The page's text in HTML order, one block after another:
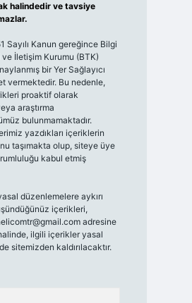
halindedir ve tavsiye
Sayılı Kanun gereğince Bilgi
İletişim Kurumu (BTK)
bir Yer Sağlayıcı
vermektedir. Bu nedenle,
proaktif olarak
araştırma
bulunmamaktadır.
yazdıkları içeriklerin
taşımakta olup, siteye üye
kabul etmiş
düzenlemelere aykırı
içerikleri,
adresine
ilgili içerikler yasal
sitemizden kaldırılacaktır.